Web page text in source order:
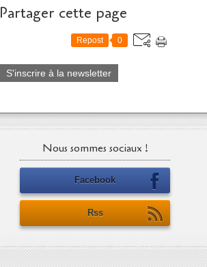
Partager cette page
Repost 0
S'inscrire à la newsletter
Nous sommes sociaux !
Facebook
Rss